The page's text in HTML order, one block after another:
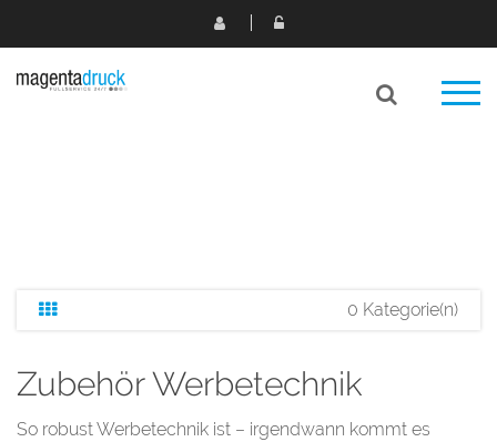
0 Kategorie(n)
Zubehör Werbetechnik
So robust Werbetechnik ist – irgendwann kommt es